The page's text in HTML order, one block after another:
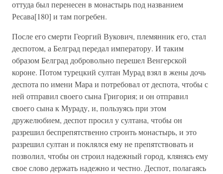
оттуда был перенесен в монастырь под названием
Ресава[180] и там погребен.
После его смерти Георгий Вукович, племянник его, стал
деспотом, а Белград передал императору. И таким
образом Белград добровольно перешел Венгерской
короне. Потом турецкий султан Мурад взял в жены дочь
деспота по имени Мара и потребовал от деспота, чтобы с
ней отправил своего сына Григория; и он отправил
своего сына к Мураду, и, пользуясь при этом
дружелюбием, деспот просил у султана, чтобы он
разрешил беспрепятственно строить монастырь, и это
разрешил султан и поклялся ему не препятствовать и
позволил, чтобы он строил надежный город, клянясь ему
свое слово держать надежно и честно. Деспот, полагаясь